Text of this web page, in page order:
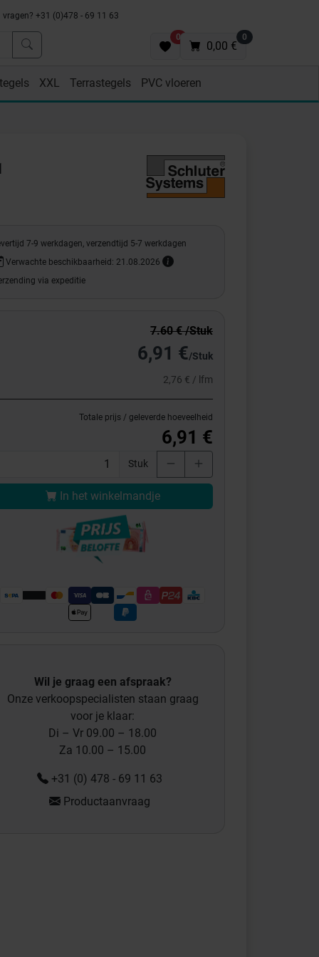
+31 (0)478 - 69 11 63
0 0
0,00 €
XXL Terrastegels PVC vloeren
7-9 werkdagen, verzendtijd 5-7 werkdagen
Verwachte beschikbaarheid: 21.08.2026
via expeditie
7.60 € /Stuk
6,91 €/Stuk
2,76 € / lfm
Totale prijs / geleverde hoeveelheid
6,91 €
Stuk
In het winkelmandje
Wil je graag een afspraak?
Onze verkoopspecialisten staan graag
voor je klaar:
Di – Vr 09.00 – 18.00
Za 10.00 – 15.00
+31 (0) 478 - 69 11 63
Productaanvraag